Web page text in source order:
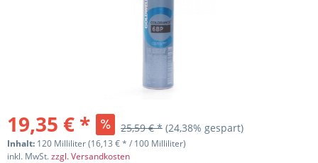
19,35 € * 25,59 € * (24,38% gespart)
Inhalt: 120 Milliliter (16,13 € * / 100 Milliliter)
inkl. MwSt.zzgl. Versandkosten